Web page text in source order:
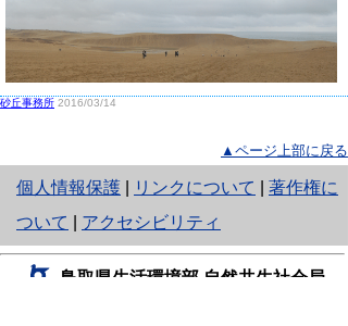
砂丘事務所 2016/03/14
▲ページ上部に戻る
個人情報保護
と
り
ネ
リンクについて
著作権に
ついて
アクセシビリティ
鳥取県生活環境部 自然共生社会局